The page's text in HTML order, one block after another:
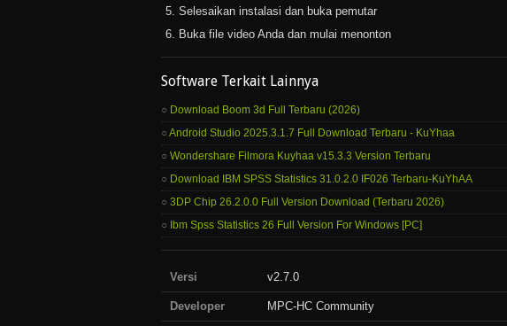
Selesaikan instalasi dan buka pemutar
Buka file video Anda dan mulai menonton
Software Terkait Lainnya
Download Boom 3d Full Terbaru (2026)
Android Studio 2025.3.1.7 Full Download Terbaru - KuYhaa
Wondershare Filmora Kuyhaa v15.3.3 Version Terbaru
Download IBM SPSS Statistics 31.0.2.0 IF026 Terbaru-KuYhAA
3DP Chip 26.2.0.0 Full Version Download (Terbaru 2026)
Ibm Spss Statistics 26 Full Version For Windows [PC]
Versi v2.7.0
Developer MPC-HC Community